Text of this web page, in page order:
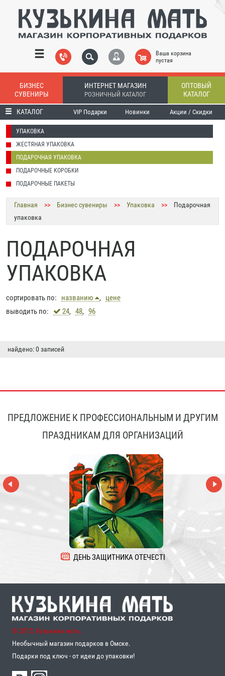
Ваша корзина
пустая
БИЗНЕС
СУВЕНИРЫ
ИНТЕРНЕТ МАГАЗИН
РОЗНИЧНЫЙ КАТАЛОГ
ОПТОВЫЙ
КАТАЛОГ
КАТАЛОГ VIP Подарки Новинки Акции / Скидки
УПАКОВКА
ЖЕСТЯНАЯ УПАКОВКА
ПОДАРОЧНАЯ УПАКОВКА
ПОДАРОЧНЫЕ КОРОБКИ
ПОДАРОЧНЫЕ ПАКЕТЫ
Главная >> Бизнес сувениры >> Упаковка >>
Подарочная
упаковка
ПОДАРОЧНАЯ
УПАКОВКА
сортировать по: названию , цене
выводить по:
24, 48, 96
найдено: 0 записей
ПРЕДЛОЖЕНИЕ К ПРОФЕССИОНАЛЬНЫМ И ДРУГИМ
ПРАЗДНИКАМ ДЛЯ ОРГАНИЗАЦИЙ
ДЕНЬ ЗАЩИТНИКА ОТЕЧЕСТВА
© 2015, Кузькина мать,
Необычный магазин подарков в Омске.
Подарки под ключ - от идеи до упаковки!